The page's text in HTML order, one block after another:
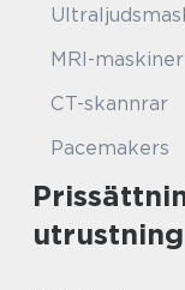
MRI-maskiner
CT-skannrar
Pacemakers
utrustning